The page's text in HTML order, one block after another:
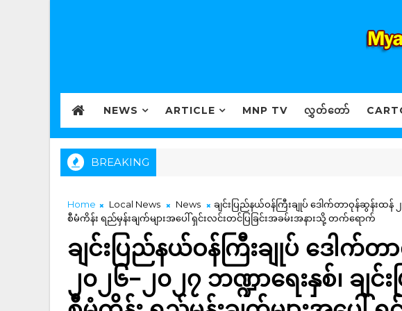
NEWS ARTICLE MNP TV လွှတ်တော်
BREAKING
Home Local News News
ချင်းပြည်နယ်ဝန်ကြီးချုပ် ဒေါက်တာဝုန်ဆွန်းထန်
စီမံကိန်း ရည်မှန်းချက်များအပေါ် ရှင်းလင်းတင်ပြခြင်းအခမ်းအနားသို့ တက်ရောက်
ချင်းပြည်နယ်ဝန်ကြီးချုပ် ဒေါက်တ
၂၀၂၆−၂၀၂၇ ဘဏ္ဍာရေးနှစ်၊ ချ